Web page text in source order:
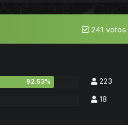
241 votos
223
18